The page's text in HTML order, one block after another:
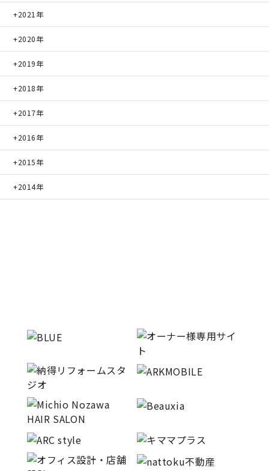
2021年
2020年
2019年
2018年
2017年
2016年
2015年
2014年